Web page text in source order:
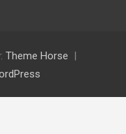
Theme Horse